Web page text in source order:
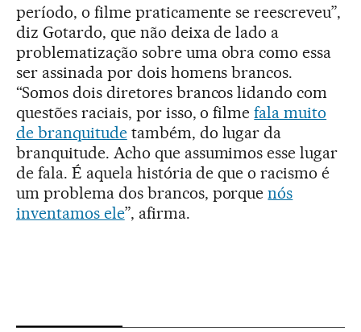
período, o filme praticamente se reescreveu”,
diz Gotardo, que não deixa de lado a
problematização sobre uma obra como essa
ser assinada por dois homens brancos.
“Somos dois diretores brancos lidando com
questões raciais, por isso, o filmefala muito
de branquitudetambém, do lugar da
branquitude. Acho que assumimos esse lugar
de fala. É aquela história de que o racismo é
um problema dos brancos, porquenós
inventamos ele”, afirma.